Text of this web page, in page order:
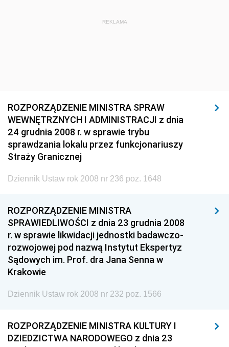
REKLAMA
ROZPORZĄDZENIE MINISTRA SPRAW
WEWNĘTRZNYCH I ADMINISTRACJI z dnia
24 grudnia 2008 r. w sprawie trybu
sprawdzania lokalu przez funkcjonariuszy
Straży Granicznej
Dziennik Ustaw rok 2008 nr 236 poz. 1648
ROZPORZĄDZENIE MINISTRA
SPRAWIEDLIWOŚCI z dnia 23 grudnia 2008
r. w sprawie likwidacji jednostki badawczo-
rozwojowej pod nazwą Instytut Ekspertyz
Sądowych im. Prof. dra Jana Senna w
Krakowie
Dziennik Ustaw rok 2008 nr 232 poz. 1566
ROZPORZĄDZENIE MINISTRA KULTURY I
DZIEDZICTWA NARODOWEGO z dnia 23